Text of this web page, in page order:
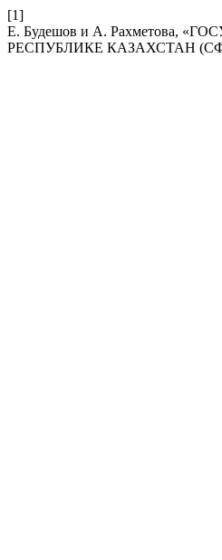
[1]
Е. Будешов и А.
РЕСПУБЛИКЕ КАЗАХСТАН